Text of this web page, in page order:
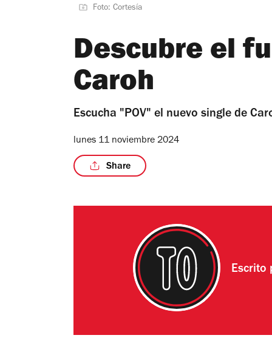
Foto: Cortesía
Descubre el
Caroh
Escucha "POV" el nuevo single de
lunes 11 noviembre 2024
Share
Escrito